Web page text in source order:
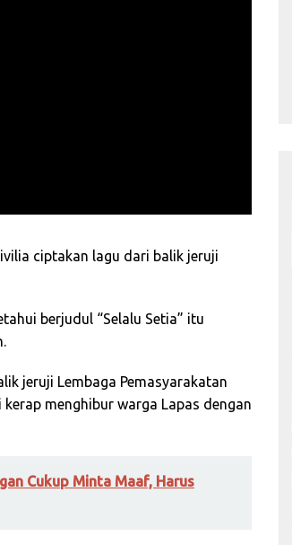
ciptakan lagu dari balik jeruji
berjudul “Selalu Setia” itu
jeruji Lembaga Pemasyarakatan
menghibur warga Lapas dengan
Cukup Minta Maaf, Harus